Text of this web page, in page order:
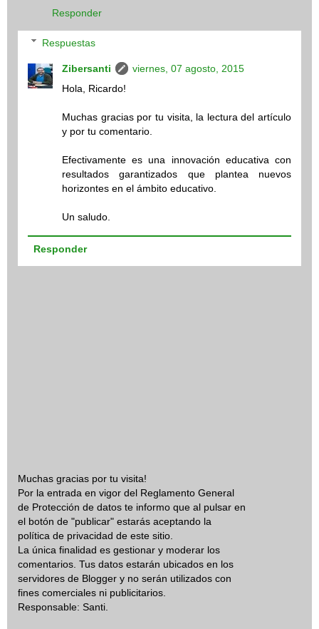
Responder
Respuestas
Zibersanti
viernes, 07 agosto, 2015
Hola, Ricardo!
Muchas gracias por tu visita, la lectura del artículo
y por tu comentario.
Efectivamente es una innovación educativa con
resultados garantizados que plantea nuevos
horizontes en el ámbito educativo.
Un saludo.
Responder
Muchas gracias por tu visita!
Por la entrada en vigor del Reglamento General
de Protección de datos te informo que al pulsar en
el botón de "publicar" estarás aceptando la
política de privacidad de este sitio.
La única finalidad es gestionar y moderar los
comentarios. Tus datos estarán ubicados en los
servidores de Blogger y no serán utilizados con
fines comerciales ni publicitarios.
Responsable: Santi.